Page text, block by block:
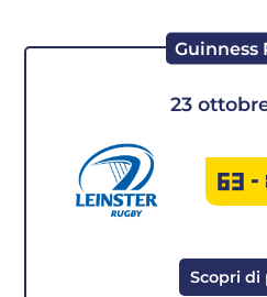
23
Guinness
63 -
Scopri di